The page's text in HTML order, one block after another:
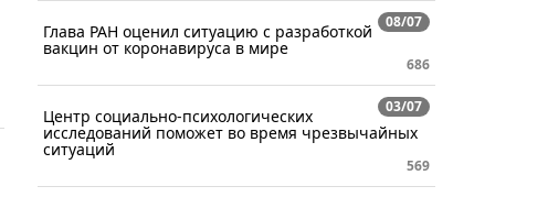
08/07
Глава РАН оценил ситуацию с разработкой
вакцин от коронавируса в мире
686
03/07
Центр социально-психологических
исследований поможет во время чрезвычайных
ситуаций
569